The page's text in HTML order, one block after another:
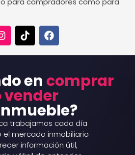
en comprar
vender
trabajamos cada día
el mercado inmobiliario
información útil,